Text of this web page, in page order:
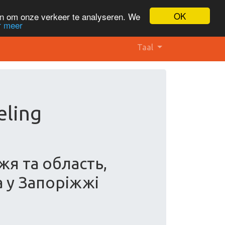
OK
om onze verkeer te analyseren. We
meer
Taal
та область,
у Запоріжжі